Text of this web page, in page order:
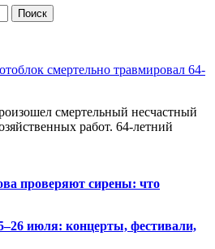
смертельно травмировал 64-
смертельный несчастный
работ. 64-летний
проверяют сирены: что
июля: концерты, фестивали,